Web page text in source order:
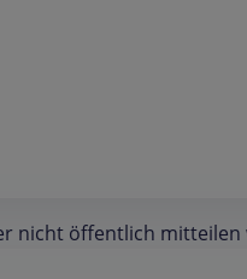
nicht öffentlich mitteilen